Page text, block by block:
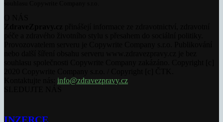
info@zdravezpravy.cz
INZERCE